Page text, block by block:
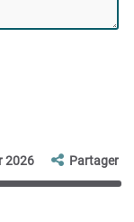
2026 Partager